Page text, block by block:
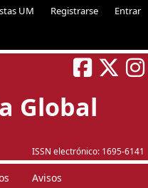
UM Registrarse Entrar
ISSN electrónico: 1695-6141
Global
Avisos